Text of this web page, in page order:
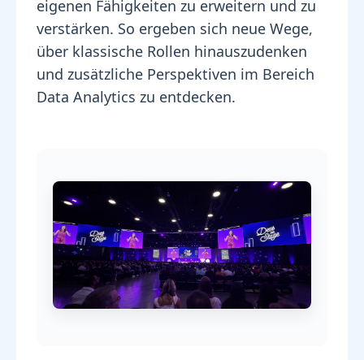
eigenen Fähigkeiten zu erweitern und zu
verstärken. So ergeben sich neue Wege,
über klassische Rollen hinauszudenken
und zusätzliche Perspektiven im Bereich
Data Analytics zu entdecken.